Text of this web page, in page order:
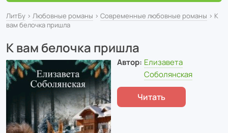
ЛитБу › Любовные романы › Современные любовные романы › К
вам белочка пришла
К вам белочка пришла
Автор: Елизавета
Соболянская
Читать